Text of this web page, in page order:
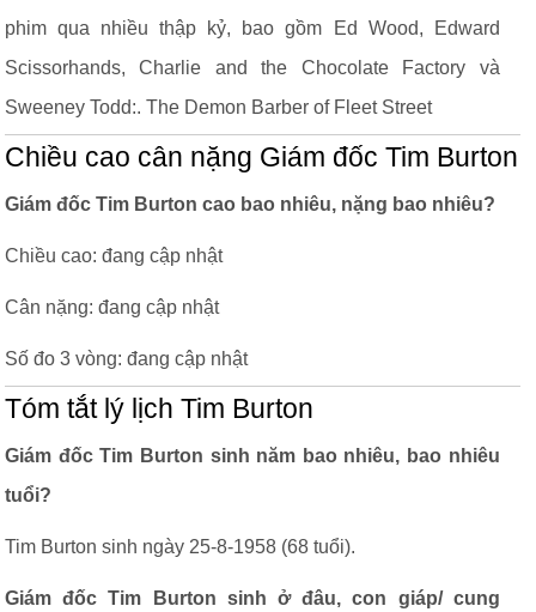
phim qua nhiều thập kỷ, bao gồm Ed Wood, Edward
Scissorhands, Charlie and the Chocolate Factory và
Sweeney Todd:. The Demon Barber of Fleet Street
Chiều cao cân nặng Giám đốc Tim Burton
Giám đốc Tim Burton cao bao nhiêu, nặng bao nhiêu?
Chiều cao: đang cập nhật
Cân nặng: đang cập nhật
Số đo 3 vòng: đang cập nhật
Tóm tắt lý lịch Tim Burton
Giám đốc Tim Burton sinh năm bao nhiêu, bao nhiêu
tuổi?
Tim Burton sinh ngày 25-8-1958 (68 tuổi).
Giám đốc Tim Burton sinh ở đâu, con giáp/ cung